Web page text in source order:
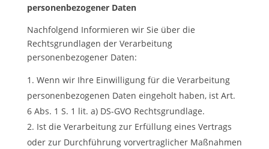
personenbezogener Daten
Nachfolgend Informieren wir Sie über die
Rechtsgrundlagen der Verarbeitung
personenbezogener Daten:
Wenn wir Ihre Einwilligung für die Verarbeitung
personenbezogenen Daten eingeholt haben, ist Art.
6 Abs. 1 S. 1 lit. a) DS-GVO Rechtsgrundlage.
Ist die Verarbeitung zur Erfüllung eines Vertrags
oder zur Durchführung vorvertraglicher Maßnahmen